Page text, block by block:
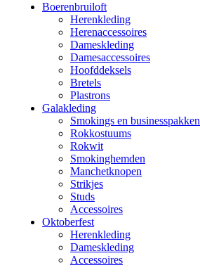
Boerenbruiloft
Herenkleding
Herenaccessoires
Dameskleding
Damesaccessoires
Hoofddeksels
Bretels
Plastrons
Galakleding
Smokings en businesspakken
Rokkostuums
Rokwit
Smokinghemden
Manchetknopen
Strikjes
Studs
Accessoires
Oktoberfest
Herenkleding
Dameskleding
Accessoires